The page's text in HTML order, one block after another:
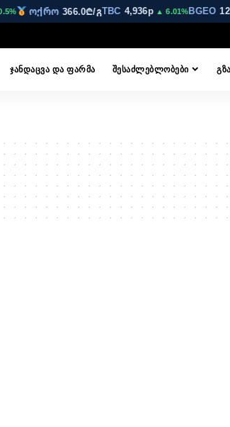
ოქრო366.0₾/გTBC4,936p▲ 6.01%BGEO
ᲯᲐᲜᲓᲐᲪᲕᲐ ᲓᲐ ᲤᲐᲠᲛᲐ ᲨᲔᲡᲐᲫᲚᲔᲑᲚᲝᲑᲔᲑᲘ